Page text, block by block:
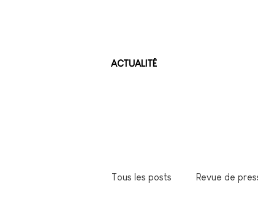
ACTUALITÉ
Tous les posts Revue de